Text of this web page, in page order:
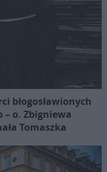
błogosławionych
o. Zbigniewa
Tomaszka